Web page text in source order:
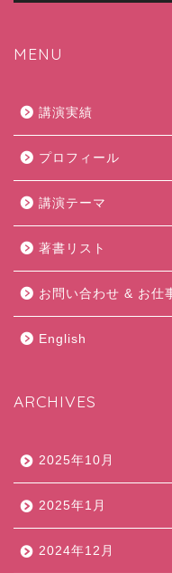
MENU
講演実績
プロフィール
講演テーマ
著書リスト
お問い合わせ & お仕
English
ARCHIVES
2025年10月
2025年1月
2024年12月